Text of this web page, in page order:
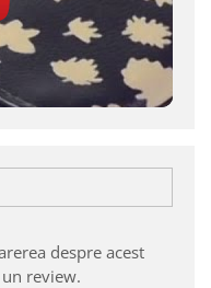
despre acest
review.